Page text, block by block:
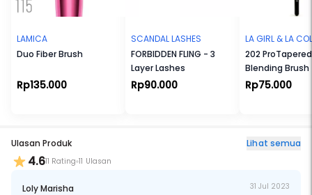
LAMICA
Duo Fiber Brush
Rp135.000
SCANDAL LASHES
FORBIDDEN FLING - 3
Layer Lashes
Rp90.000
LA GIRL & LA
202 ProTapered
Blending Brush
Rp75.000
Ulasan Produk Lihat semua
4.611 Rating 11 Ulasan
Loly Marisha 31 Jul 2023